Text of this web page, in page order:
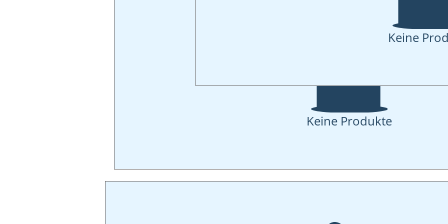
Keine Produkte
Keine